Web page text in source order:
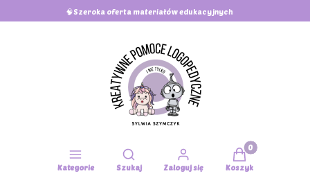
🧠Szeroka oferta materiałów edukacyjnych
Kategorie
Otwórz wyszukiwarkę
Szukaj Zaloguj się
Produkty w
Koszyk